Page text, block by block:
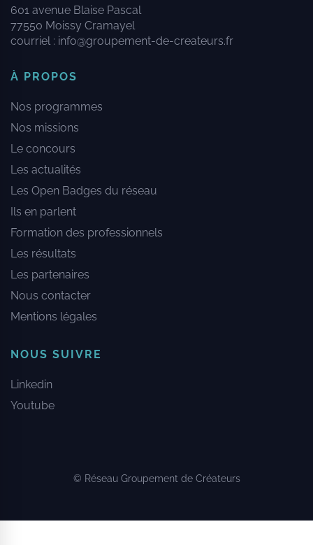
601 avenue Blaise Pascal
77550 Moissy Cramayel
courriel : info@groupement-de-createurs.fr
À PROPOS
Nos programmes
Nos missions
Le concours
Les actualités
Les Open Badges du réseau
Ils en parlent
Formation des professionnels
Les résultats
Les partenaires
Nous contacter
Mentions légales
NOUS SUIVRE
Linkedin
Youtube
© Réseau Groupement de Créateurs